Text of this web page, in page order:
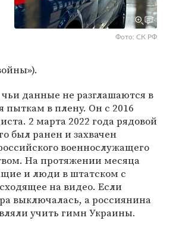
Фото: СК РФ
чьи данные не разглашаются в
пыткам в плену. Он с 2016
2 марта 2022 года рядовой
был ранен и захвачен
военнослужащего
На протяжении месяца
и люди в штатском с
на видео. Если
выключалась, а россиянина
учить гимн Украины.